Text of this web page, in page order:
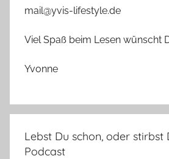
mail@yvis-lifestyle.de
Viel Spaß beim Lesen wünscht
Yvonne
Lebst Du schon, oder stirbst
Podcast